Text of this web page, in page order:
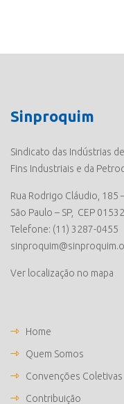
Sinproquim
Sindicato das Indústrias
Fins Industriais e da
Rua Rodrigo Cláudio, 185
São Paulo – SP, CEP
Telefone: (11) 3287-0455
Ver localização no mapa
Home
Quem Somos
Convenções Coletivas
Contribuição